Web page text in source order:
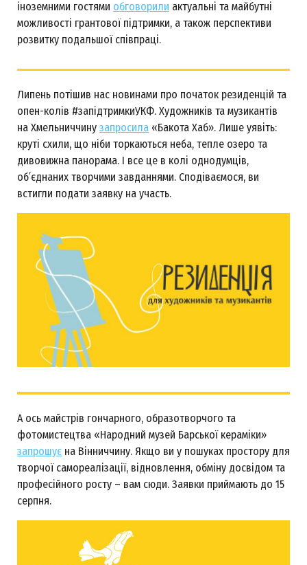
іноземними гостями обговорили актуальні та майбутні
можливості грантової підтримки, а також перспективи
розвитку подальшої співпраці.
Липень потішив нас новинами про початок резиденцій та
опен-колів #запідтримкиУКФ. Художників та музикантів
на Хмельниччину запросила «Бакота Хаб». Лише уявіть:
круті схили, що ніби торкаються неба, тепле озеро та
дивовижна панорама. І все це в колі однодумців,
об’єднаних творчими завданнями. Сподіваємося, ви
встигли подати заявку на участь.
А ось майстрів гончарного, образотворчого та
фотомистецтва «Народний музей Барської кераміки»
запрошує на Вінниччину. Якщо ви у пошуках простору для
творчої самореалізації, відновлення, обміну досвідом та
професійного росту – вам сюди. Заявки приймають до 15
серпня.